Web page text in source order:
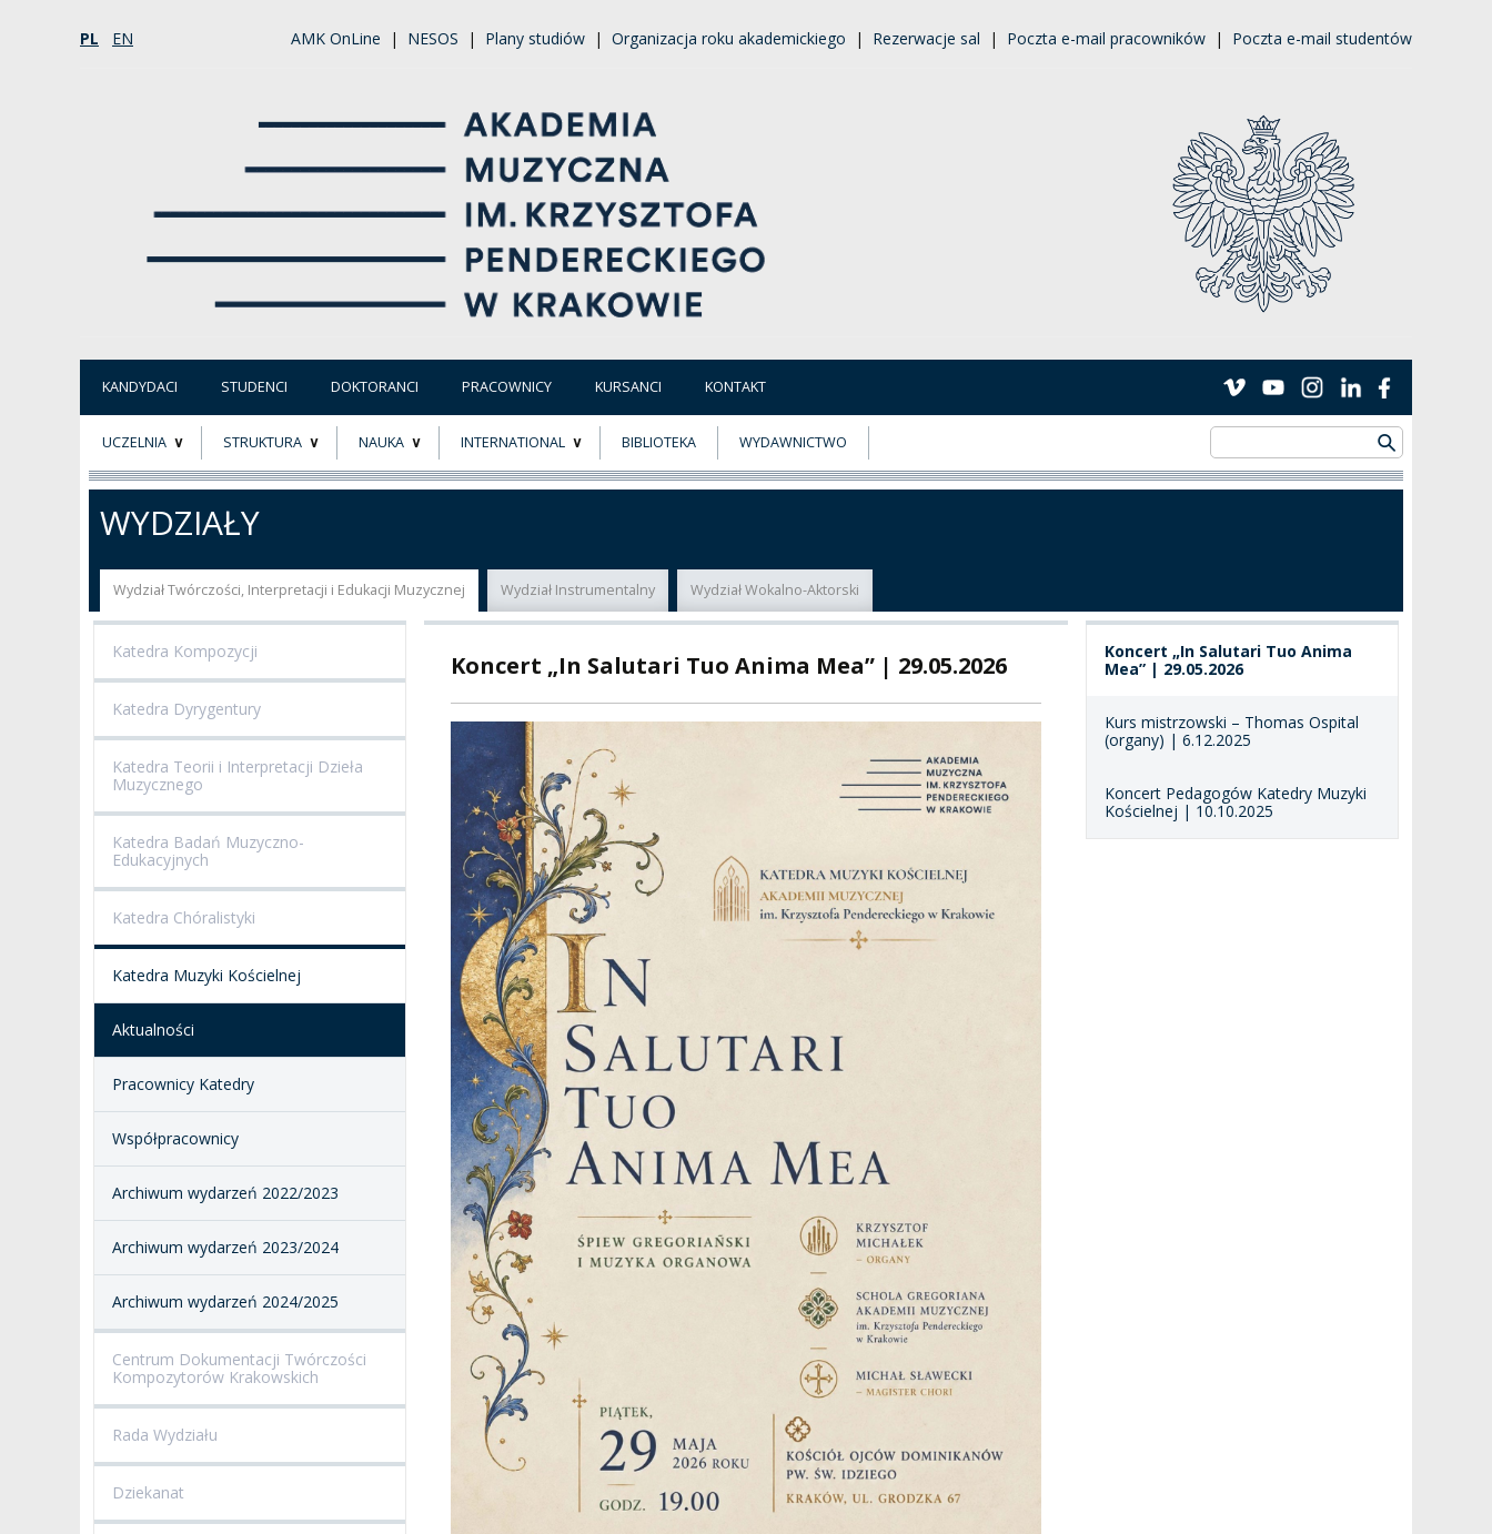
PL EN AMK OnLine | NESOS | Plany studiów | Organizacja roku akademickiego | Rezerwacje sal | Poczta e-mail pracowników | Poczta e-mail studentów
KANDYDACI STUDENCI DOKTORANCI PRACOWNICY KURSANCI KONTAKT
UCZELNIA
DOKTORATY HC
PROFESURY HONOROWE
MAGNUS IN DOCTRINA
ORKIESTRY AKADEMICKIE
DOSTĘPNOŚĆ
STRUKTURA
JEDNOSTKI NAUKOWE
OGÓLNOUCZELNIANY
ZESPÓŁ DYDAKTYCZNY
STUDIA PODYPLOMOWE
PRESS
DOM STUDENCKI
NAUKA
JAKOŚĆ KSZTAŁCENIA
NOSTRYFIKACJA
DYPLOMÓW
NOSTRYFIKACJA STOPNI
AWANSOWE
POTWIERDZANIE EFEKTÓW
UCZENIA SIĘ
DOKUMENTY PUBLICZNE
DRUGIEJ KATEGORII
INTERNATIONAL BIBLIOTEKA WYDAWNICTWO
WYDZIAŁY
Wydział Twórczości, Interpretacji i Edukacji Muzycznej Wydział Instrumentalny Wydział Wokalno-Aktorski
Katedra Kompozycji
Katedra Dyrygentury
Katedra Teorii i Interpretacji Dzieła
Muzycznego
Katedra Badań Muzyczno-
Edukacyjnych
Katedra Chóralistyki
Katedra Muzyki Kościelnej
Aktualności
Pracownicy Katedry
Współpracownicy
Archiwum wydarzeń 2022/2023
Archiwum wydarzeń 2023/2024
Archiwum wydarzeń 2024/2025
Centrum Dokumentacji Twórczości
Kompozytorów Krakowskich
Rada Wydziału
Dziekanat
Koncert „In Salutari Tuo Anima
Mea” | 29.05.2026
Kurs mistrzowski – Thomas Ospital
(organy) | 6.12.2025
Koncert Pedagogów Katedry Muzyki
Kościelnej | 10.10.2025
Koncert „In Salutari Tuo Anima Mea” | 29.05.2026